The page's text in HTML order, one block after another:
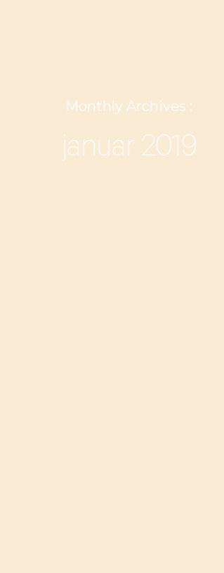
Monthly Archives :
januar 2019